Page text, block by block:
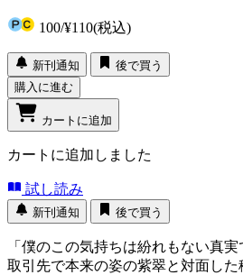
100/¥110(税込)
新刊通知
後で買う
購入に進む
カートに追加
カートに追加しました
試し読み
新刊通知 後で買う
「僕のこの気持ちは紛れもない真実
取引先で本来の姿の紫翠と対面した